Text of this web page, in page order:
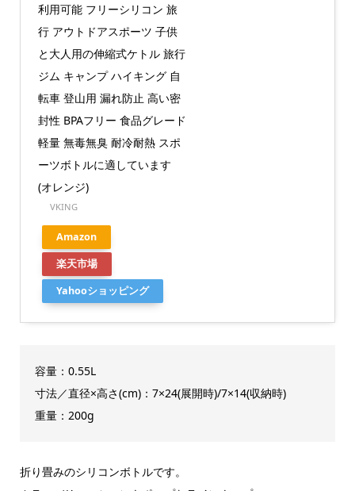
利用可能 フリーシリコン 旅
行 アウトドアスポーツ 子供
と大人用の伸縮式ケトル 旅行
ジム キャンプ ハイキング 自
転車 登山用 漏れ防止 高い密
封性 BPAフリー 食品グレード
軽量 無毒無臭 耐冷耐熱 スポ
ーツボトルに適しています
(オレンジ)
VKING
Amazon
楽天市場
Yahooショッピング
容量：0.55L
寸法／直径×高さ(cm)：7×24(展開時)/7×14(収納時)
重量：200g
折り畳みのシリコンボトルです。